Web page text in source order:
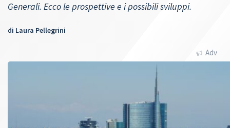
Generali. Ecco le prospettive e i possibili sviluppi.
di Laura Pellegrini
Adv